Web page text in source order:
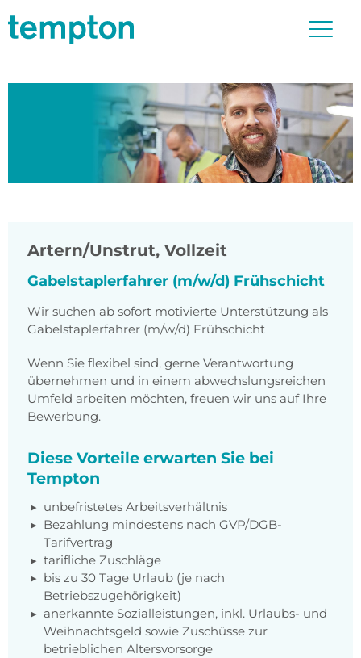
Artern/Unstrut, Vollzeit
Gabelstaplerfahrer (m/w/d) Frühschicht
Wir suchen ab sofort motivierte Unterstützung als
Gabelstaplerfahrer (m/w/d) Frühschicht
Wenn Sie flexibel sind, gerne Verantwortung
übernehmen und in einem abwechslungsreichen
Umfeld arbeiten möchten, freuen wir uns auf Ihre
Bewerbung.
Diese Vorteile erwarten Sie bei
Tempton
unbefristetes Arbeitsverhältnis
Bezahlung mindestens nach GVP/DGB-
Tarifvertrag
tarifliche Zuschläge
bis zu 30 Tage Urlaub (je nach
Betriebszugehörigkeit)
anerkannte Sozialleistungen, inkl. Urlaubs- und
Weihnachtsgeld sowie Zuschüsse zur
betrieblichen Altersvorsorge